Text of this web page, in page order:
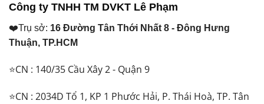
Công ty TNHH TM DVKT Lê Phạm
❤️Trụ sở: 16 Đường Tân Thới Nhất 8 - Đông Hưng
Thuận, TP.HCM
⭐CN : 140/35 Cầu Xây 2 - Quận 9
⭐CN : 2034D Tổ 1, KP 1 Phước Hải, P. Thái Hoà, TP. Tân